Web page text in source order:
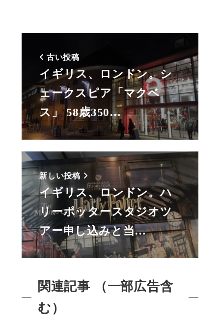
古い投稿
イギリス、ロンドン。シ
ェークスピア「マクベ
ス」 58歳350…
新しい投稿
イギリス、ロンドン。ハ
リーポッタースタジオツ
アー申し込みと当…
関連記事 （一部広告含
む）